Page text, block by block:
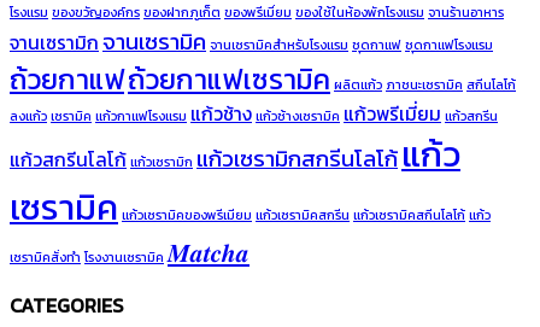
โรงแรม ของขวัญองค์กรของฝากภูเก็ต ของพรีเมี่ยม ของใช้ในห้องพักโรงแรม จานร้านอาหาร
จานเซรามิกจานเซรามิค จานเซรามิคสำหรับโรงแรม ชุดกาแฟชุดกาแฟโรงแรม
ถ้วยกาแฟถ้วยกาแฟเซรามิค ผลิตแก้ว ภาชนะเซรามิค สกีนโลโก้
ลงแก้วเซรามิค แก้วกาแฟโรงแรม แก้วช้างแก้วช้างเซรามิค แก้วพรีเมี่ยม แก้วสกรีน
แก้วสกรีนโลโก้แก้วเซรามิก แก้วเซรามิกสกรีนโลโก้แก้ว
เซรามิค แก้วเซรามิคของพรีเมียม แก้วเซรามิคสกรีน แก้วเซรามิคสกีนโลโก้แก้ว
เซรามิคสั่งทำ โรงงานเซรามิค 𝑴𝒂𝒕𝒄𝒉𝒂
CATEGORIES